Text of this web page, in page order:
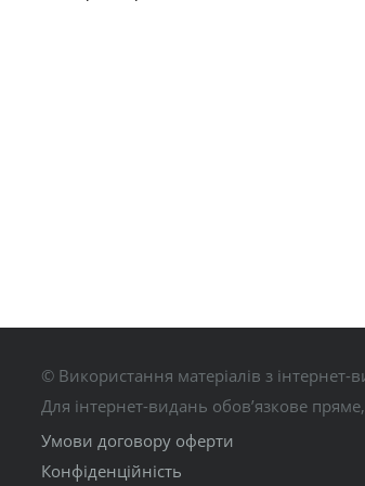
© Використання матеріалів з
Для інтернет-видань обов’язкове
Умови договору оферти
Конфіденційність